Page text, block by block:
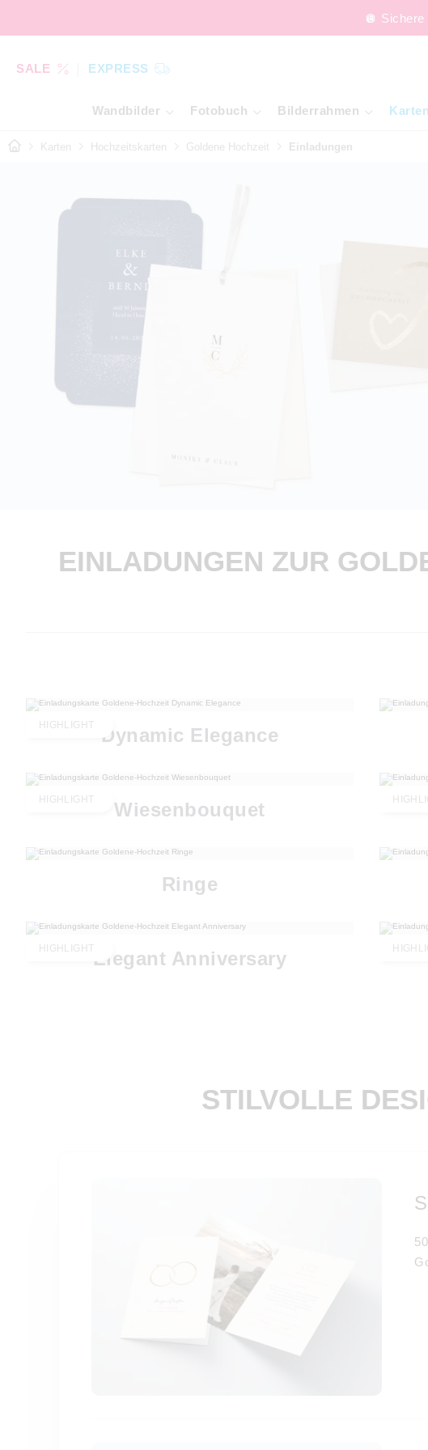
🪩
SALE EXPRESS
Wandbilder Fotobuch Bilderrahmen Karten
Karten Hochzeitskarten Goldene Hochzeit Einladungen
EINLADUNGEN ZUR
HIGHLIGHT Dynamic Elegance
HIGHLIGHT Wiesenbouquet
Ringe
HIGHLIGHTElegant Anniversary
STILVOLLE